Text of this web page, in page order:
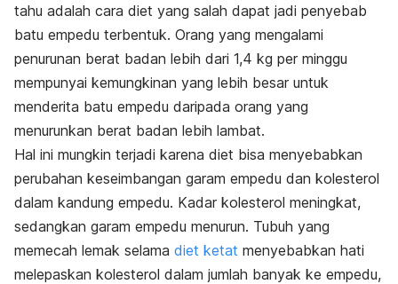
tahu adalah cara diet yang salah dapat jadi penyebab
batu empedu terbentuk. Orang yang mengalami
penurunan berat badan lebih dari 1,4 kg per minggu
mempunyai kemungkinan yang lebih besar untuk
menderita batu empedu daripada orang yang
menurunkan berat badan lebih lambat.
Hal ini mungkin terjadi karena diet bisa menyebabkan
perubahan keseimbangan garam empedu dan kolesterol
dalam kandung empedu. Kadar kolesterol meningkat,
sedangkan garam empedu menurun. Tubuh yang
memecah lemak selama diet ketat menyebabkan hati
melepaskan kolesterol dalam jumlah banyak ke empedu,